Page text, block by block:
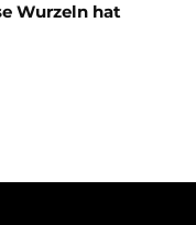
Wurzeln hat